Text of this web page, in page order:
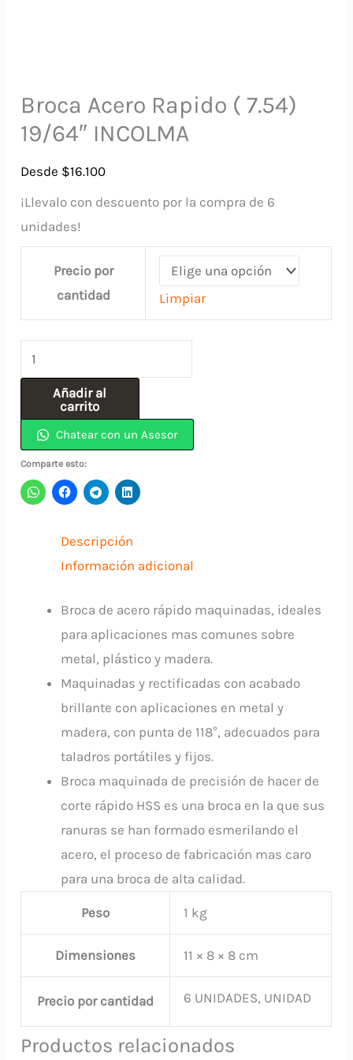
Broca Acero Rapido ( 7.54)
19/64″ INCOLMA
Desde $16.100
¡Llevalo con descuento por la compra de 6
unidades!
Precio por
cantidad
Limpiar
Broca
Acero
Rapido
(
7.54)
19/64"
INCOLMA
Añadir al
carrito
Chatear con un Asesor
Comparte esto:
Descripción
Información adicional
Broca de acero rápido maquinadas, ideales
para aplicaciones mas comunes sobre
metal, plástico y madera.
Maquinadas y rectificadas con acabado
brillante con aplicaciones en metal y
madera, con punta de 118°, adecuados para
taladros portátiles y fijos.
Broca maquinada de precisión de hacer de
corte rápido HSS es una broca en la que sus
ranuras se han formado esmerilando el
acero, el proceso de fabricación mas caro
para una broca de alta calidad.
Peso 1 kg
Dimensiones 11 × 8 × 8 cm
Precio por cantidad 6 UNIDADES, UNIDAD
Productos relacionados